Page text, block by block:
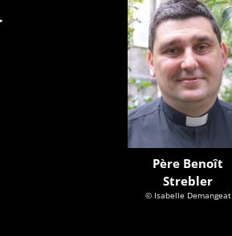
Père Benoît
Strebler
© Isabelle Demangeat